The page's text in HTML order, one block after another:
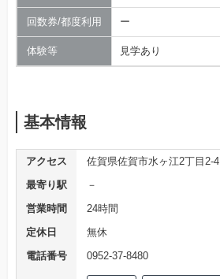
回数券/都度利用 ー
体験等 見学あり
基本情報
アクセス
佐賀県佐賀市水ヶ江2丁目2-4
最寄り駅
－
営業時間
24時間
定休日
無休
電話番号
0952-37-8480